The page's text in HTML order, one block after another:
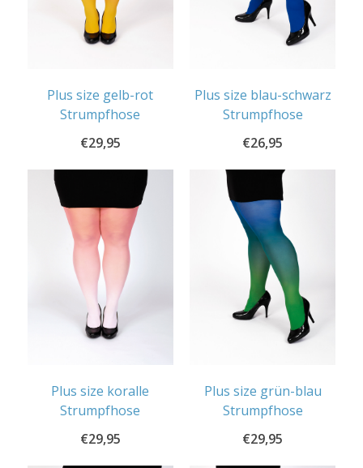
Plus size gelb-rot
Strumpfhose
€29,95
Plus size blau-schwarz
Strumpfhose
€26,95
Plus size koralle
Strumpfhose
€29,95
Plus size grün-blau
Strumpfhose
€29,95